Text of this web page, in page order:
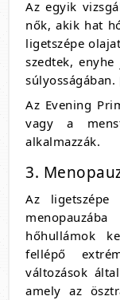
Az egyik
nők, akik hat
ligetszépe
szedtek,
súlyosságában.
Az Evening
vagy a
alkalmazzák.
3.
Az
hőhullámok
fellépő
változások
amely az